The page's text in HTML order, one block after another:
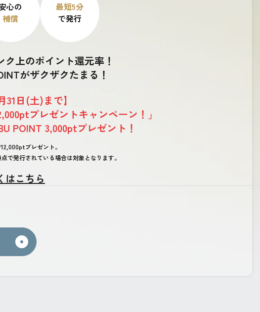
心の
補償
最短5分
で発行
ク上のポイント還元率！
がザクザクたまる！
31日(土)まで】
プレゼントキャンペーン！」
POINT 3,000ptプレゼント！
プレゼント。
で発行されている場合は対象となります。
はこちら